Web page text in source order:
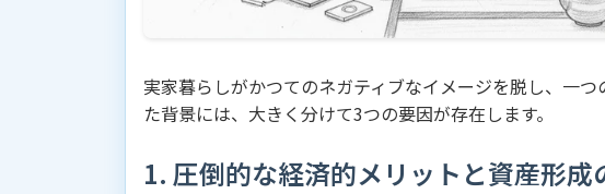
実家暮らしがかつてのネガティブなイメージを脱し、一
た背景には、大きく分けて3つの要因が存在します。
1. 圧倒的な経済的メリットと資産形成